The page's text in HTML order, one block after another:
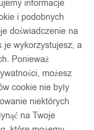
informacje
i podobnych
doświadczenie na
je wykorzystujesz, a
Ponieważ
możesz
cookie nie były
niektórych
na Twoje